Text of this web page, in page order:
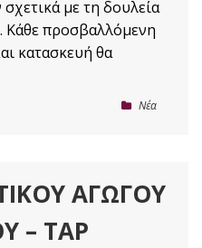
με τη δουλεία
Κάθε προσβαλλόμενη
κατασκευή θα
Nέα
ΑΓΩΓΟΎ
– TAP